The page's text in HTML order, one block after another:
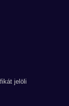
jelöli